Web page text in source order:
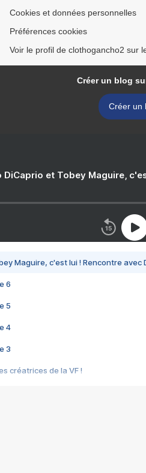
Cookies et données personnelles
Préférences cookies
Voir le profil de clothogancho2 sur
Créer un blog
Créer un
DiCaprio et Tobey Maguire,
Maguire, c'est lui ! Rencontre avec
6
5
4
3
créatrices de la VF !